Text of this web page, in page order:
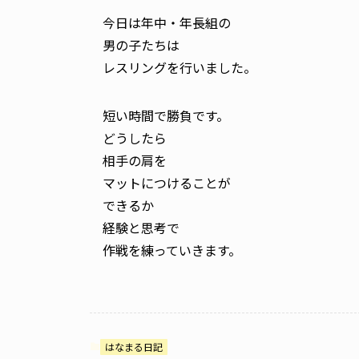
今日は年中・年長組の
男の子たちは
レスリングを行いました。
短い時間で勝負です。
どうしたら
相手の肩を
マットにつけることが
できるか
経験と思考で
作戦を練っていきます。
はなまる日記